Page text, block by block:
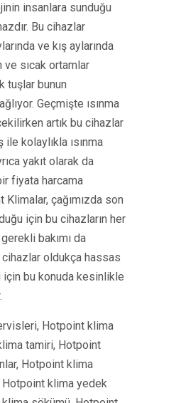
insanlara sunduğu
Bu cihazlar
ve kış aylarında
sıcak ortamlar
tuşlar bunun
Geçmişte ısınma
artık bu cihazlar
kolaylıkla ısınma
yakıt olarak da
fiyata harcama
Klimalar, çağımızda son
için bu cihazların her
bakımı da
cihazlar oldukça hassas
bu konuda kesinlikle
Hotpoint klima
tamiri, Hotpoint
Hotpoint klima
Hotpoint klima yedek